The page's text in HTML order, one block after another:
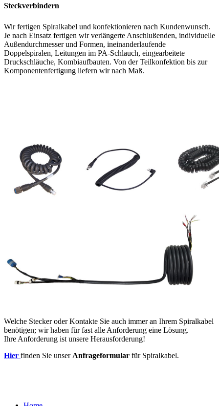
Steckverbindern
Wir fertigen Spiralkabel und konfektionieren nach Kundenwunsch.
Je nach Einsatz fertigen wir verlängerte Anschlußenden, individuelle
Außendurchmesser und Formen, ineinanderlaufende
Doppelspiralen, Leitungen im PA-Schlauch, eingearbeitete
Druckschläuche, Kombiaufbauten. Von der Teilkonfektion bis zur
Komponentenfertigung liefern wir nach Maß.
Welche Stecker oder Kontakte Sie auch immer an Ihrem Spiralkabel
benötigen; wir haben für fast alle Anforderung eine Lösung.
Ihre Anforderung ist unsere Herausforderung!
Hier finden Sie unser Anfrageformular für Spiralkabel.